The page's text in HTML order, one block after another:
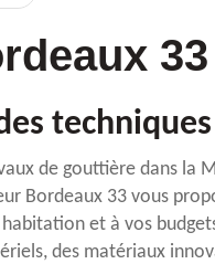
33
de gouttière dans la
Bordeaux 33 vous
et à vos
des matériaux